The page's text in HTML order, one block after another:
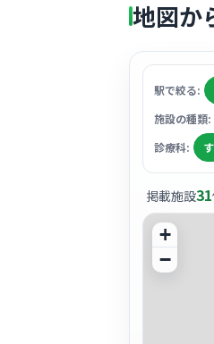
地図か
駅で絞る:
施設の種類:
診療科:
掲載施設31
+
−